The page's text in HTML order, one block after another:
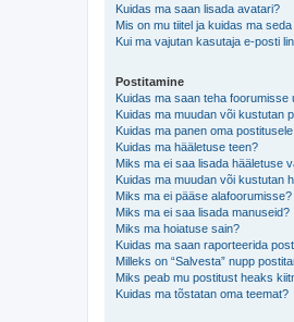
Kuidas ma saan lisada avatari?
Mis on mu tiitel ja kuidas ma
Kui ma vajutan kasutaja e-posti
Postitamine
Kuidas ma saan teha
Kuidas ma muudan või kustutan
Kuidas ma panen oma
Kuidas ma hääletuse teen?
Miks ma ei saa lisada hääletuse
Kuidas ma muudan või kustutan
Miks ma ei pääse alafoorumisse?
Miks ma ei saa lisada manuseid?
Miks ma hoiatuse sain?
Kuidas ma saan raporteerida
Milleks on “Salvesta” nupp
Miks peab mu postitust heaks
Kuidas ma tõstatan oma teemat?